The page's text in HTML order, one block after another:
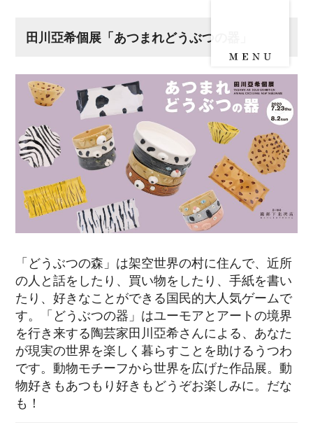
田川亞希個展「あつまれどうぶつの器」
「どうぶつの森」は架空世界の村に住んで、近所
の人と話をしたり、買い物をしたり、手紙を書い
たり、好きなことができる国民的大人気ゲームで
す。「どうぶつの器」はユーモアとアートの境界
を行き来する陶芸家田川亞希さんによる、あなた
が現実の世界を楽しく暮らすことを助けるうつわ
です。動物モチーフから世界を広げた作品展。動
物好きもあつもり好きもどうぞお楽しみに。だな
も！